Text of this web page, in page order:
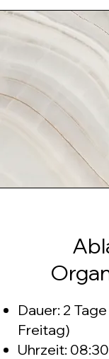
Dauer: 2
Freitag)
Uhrzeit: